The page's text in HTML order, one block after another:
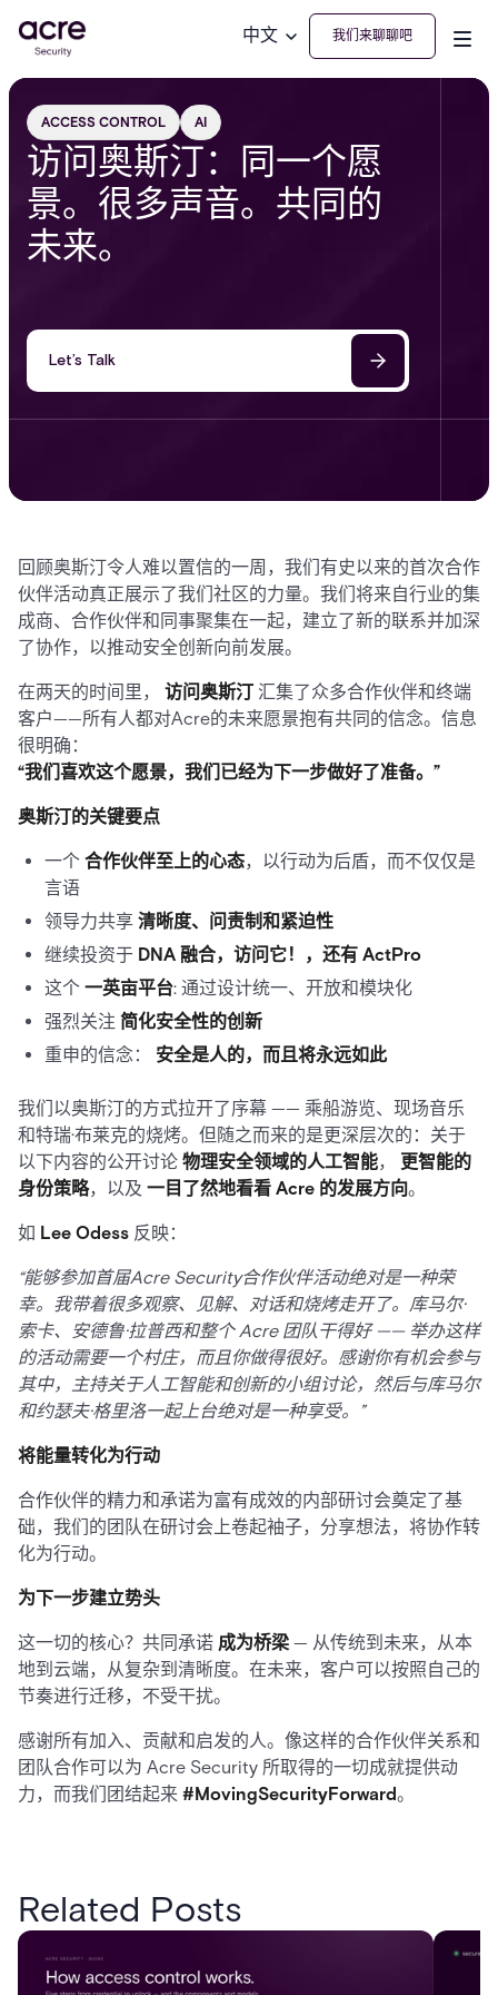
中文 我们来聊聊吧
ACCESS CONTROL AI
访问奥斯汀：同一个愿
景。很多声音。共同的
未来。
Let’s Talk
回顾奥斯汀令人难以置信的一周，我们有史以来的首次合作
伙伴活动真正展示了我们社区的力量。我们将来自行业的集
成商、合作伙伴和同事聚集在一起，建立了新的联系并加深
了协作，以推动安全创新向前发展。
在两天的时间里， 访问奥斯汀 汇集了众多合作伙伴和终端
客户——所有人都对Acre的未来愿景抱有共同的信念。信息
很明确：
“我们喜欢这个愿景，我们已经为下一步做好了准备。”
奥斯汀的关键要点
一个 合作伙伴至上的心态，以行动为后盾，而不仅仅是
言语
领导力共享 清晰度、问责制和紧迫性
继续投资于 DNA 融合，访问它！，还有 ActPro
这个 一英亩平台: 通过设计统一、开放和模块化
强烈关注 简化安全性的创新
重申的信念： 安全是人的，而且将永远如此
我们以奥斯汀的方式拉开了序幕 —— 乘船游览、现场音乐
和特瑞·布莱克的烧烤。但随之而来的是更深层次的：关于
以下内容的公开讨论 物理安全领域的人工智能， 更智能的
身份策略，以及 一目了然地看看 Acre 的发展方向。
如 Lee Odess 反映：
“能够参加首届Acre Security合作伙伴活动绝对是一种荣
幸。我带着很多观察、见解、对话和烧烤走开了。库马尔·
索卡、安德鲁·拉普西和整个 Acre 团队干得好 —— 举办这样
的活动需要一个村庄，而且你做得很好。感谢你有机会参与
其中，主持关于人工智能和创新的小组讨论，然后与库马尔
和约瑟夫·格里洛一起上台绝对是一种享受。”
将能量转化为行动
合作伙伴的精力和承诺为富有成效的内部研讨会奠定了基
础，我们的团队在研讨会上卷起袖子，分享想法，将协作转
化为行动。
为下一步建立势头
这一切的核心？共同承诺 成为桥梁 — 从传统到未来，从本
地到云端，从复杂到清晰度。在未来，客户可以按照自己的
节奏进行迁移，不受干扰。
感谢所有加入、贡献和启发的人。像这样的合作伙伴关系和
团队合作可以为 Acre Security 所取得的一切成就提供动
力，而我们团结起来 #MovingSecurityForward。
Related Posts